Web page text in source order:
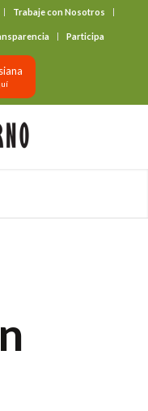
Trabaje con Nosotros
Participa